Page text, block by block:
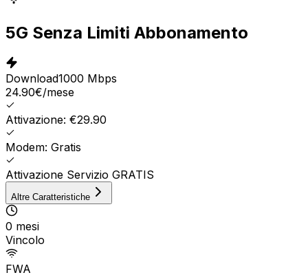
5G Senza Limiti Abbonamento
Download1000 Mbps
24.90€/mese
Attivazione: €29.90
Modem: Gratis
Attivazione Servizio GRATIS
Altre Caratteristiche
0 mesi
Vincolo
FWA